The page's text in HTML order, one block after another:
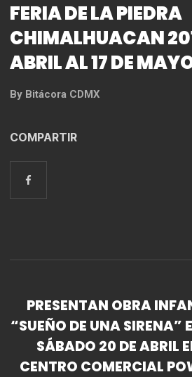
FERIA DE LA PIEDRA
CHIMALHUACAN
ABRIL AL 17 DE
By Bitácora CDMX
COMPARTIR
PRESENTAN OBRA
“SUEÑO DE UNA SIRENA”
SÁBADO 20 DE ABRIL
CENTRO COMERCIAL